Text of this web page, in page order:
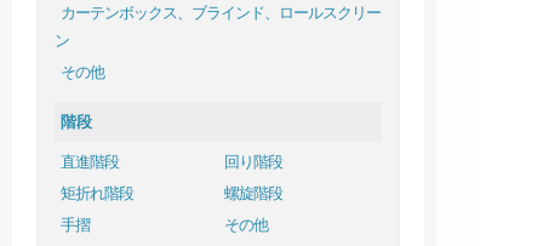
カーテンボックス、ブラインド、ロールスクリー
ン
その他
階段
直進階段
回り階段
矩折れ階段
螺旋階段
手摺
その他